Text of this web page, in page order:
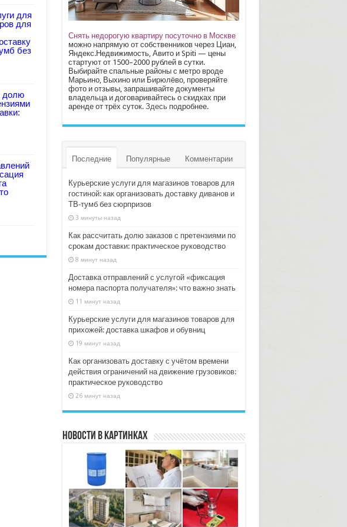
для
для
без
долю
Снять недорогую квартиру посуточно в Москве
можно напрямую от собственников через Циан,
Яндекс.Недвижимость, Авито и Spiti — цены
стартуют от 1500–2000 рублей в сутки.
Выбирайте спальные районы с метро вроде
Марьино, Выхино или Бирюлёво, проверяйте
фото и отзывы, запрашивайте документы
владельца и договаривайтесь о скидках при
аренде от трёх суток. Здесьподробнее.
Последние Популярные Комментарии
Курьерские услуги для магазинов товаров для
гостиной: как организовать доставку диванов и
ТВ‑тумб без сюрпризов
3 минуты назад
Как рассчитать долю заказов с претензиями по
срокам доставки: практическое руководство
8 минут назад
Доставка отправлений с услугой «фиксация
номера паспорта получателя»: что важно знать
11 минут назад
Курьерские услуги для магазинов товаров для
прихожей: доставка шкафов и обувниц
19 минут назад
Как организовать доставку с учётом времени
действия ограничений на движение грузовиков:
практическое руководство
26 минут назад
Новости в картинках